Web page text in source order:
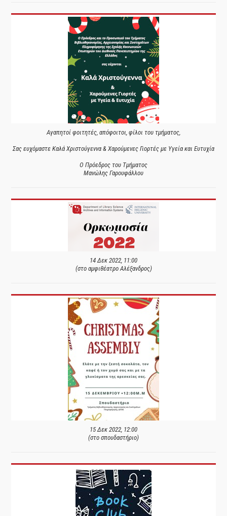
Αγαπητοί φοιτητές, απόφοιτοι, φίλοι του τμήματος,
Σας ευχόμαστε Καλά Χριστούγεννα & Χαρούμενες Γιορτές με Υγεία και Ευτυχία
Ο Πρόεδρος του Τμήματος
Μανώλης Γαρουφάλλου
14 Δεκ 2022, 11:00
(στο αμφιθέατρο Αλέξανδρος)
15 Δεκ 2022, 12:00
(στο σπουδαστήριο)